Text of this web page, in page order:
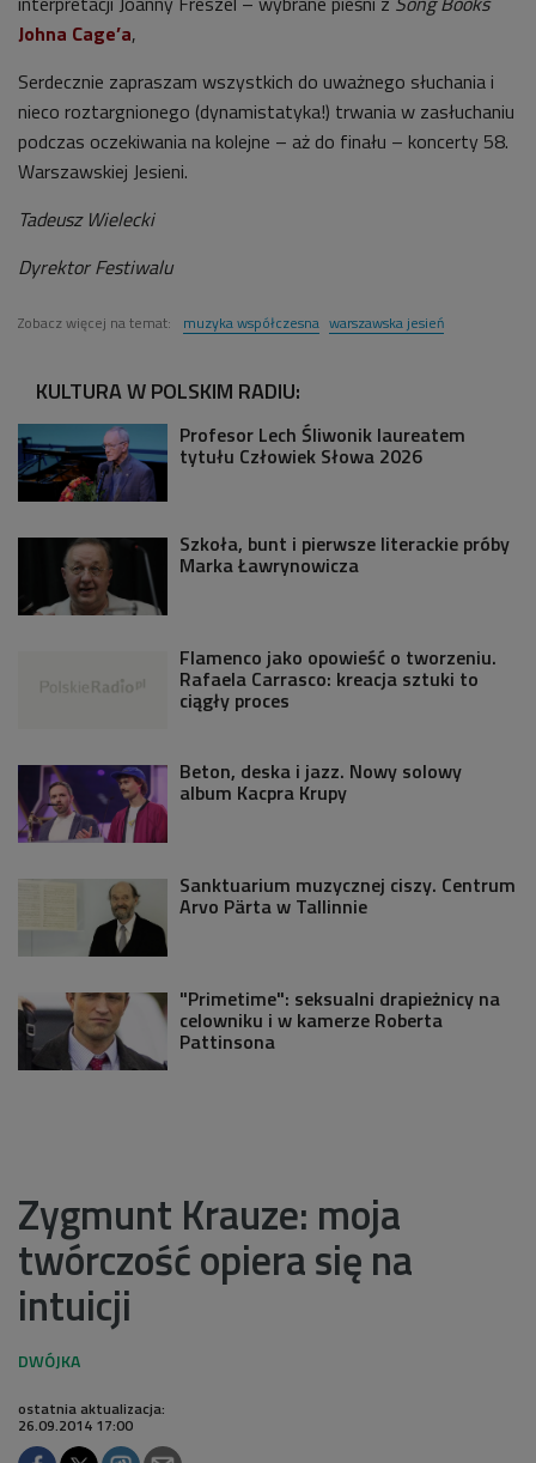
Johna Cage’a,
Serdecznie zapraszam wszystkich do uważnego słuchania i
nieco roztargnionego (dynamistatyka!) trwania w zasłuchaniu
podczas oczekiwania na kolejne – aż do finału – koncerty 58.
Warszawskiej Jesieni.
Tadeusz Wielecki
Dyrektor Festiwalu
Zobacz więcej na temat: muzyka współczesna warszawska jesień
KULTURA W POLSKIM RADIU:
Profesor Lech Śliwonik laureatem
tytułu Człowiek Słowa 2026
Szkoła, bunt i pierwsze literackie próby
Marka Ławrynowicza
Flamenco jako opowieść o tworzeniu.
Rafaela Carrasco: kreacja sztuki to
ciągły proces
Beton, deska i jazz. Nowy solowy
album Kacpra Krupy
Sanktuarium muzycznej ciszy. Centrum
Arvo Pärta w Tallinnie
"Primetime": seksualni drapieżnicy na
celowniku i w kamerze Roberta
Pattinsona
Zygmunt Krauze: moja
twórczość opiera się na
intuicji
ostatnia aktualizacja:
26.09.2014 17:00